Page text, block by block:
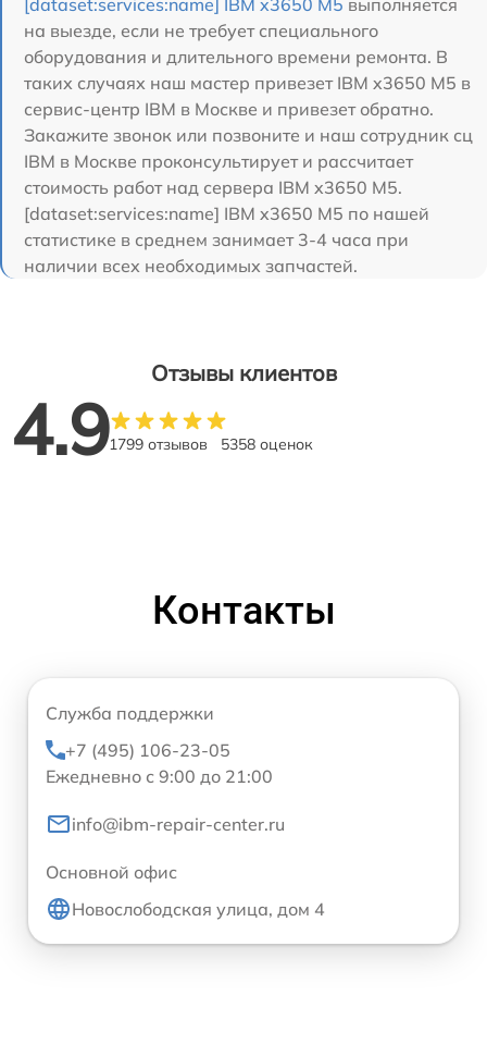
на выезде, если не требует специального
оборудования и длительного времени ремонта. В
таких случаях наш мастер привезет IBM x3650 M5 в
сервис-центр IBM в Москве и привезет обратно.
Закажите звонок или позвоните и наш сотрудник сц
IBM в Москве проконсультирует и рассчитает
стоимость работ над сервера IBM x3650 M5.
[dataset:services:name] IBM x3650 M5 по нашей
статистике в среднем занимает 3-4 часа при
наличии всех необходимых запчастей.
Отзывы клиентов
4.91799 отзывов 5358 оценок
Контакты
Служба поддержки
+7 (495) 106-23-05
Ежедневно с 9:00 до 21:00
info@ibm-repair-center.ru
Основной офис
Новослободская улица, дом 4